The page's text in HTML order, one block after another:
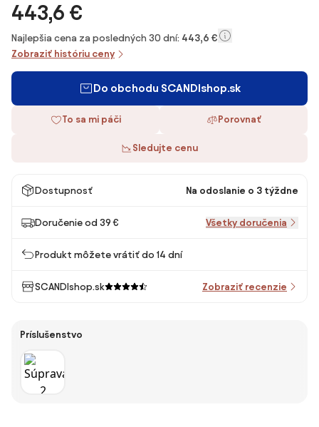
443,6 €
Najlepšia cena za posledných 30 dní: 443,6 €
Zobraziť históriu ceny
Do obchodu SCANDIshop.sk
To sa mi páči Porovnať
Sledujte cenu
Dostupnosť Na odoslanie o 3 týždne
Doručenie od 39 € Všetky doručenia
Produkt môžete vrátiť do 14 dní
SCANDIshop.sk Zobraziť recenzie
Príslušenstvo